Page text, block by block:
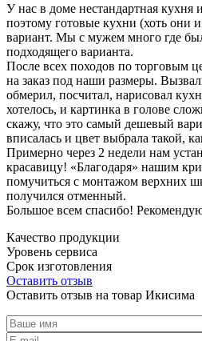
У нас в доме нестандартная кухня
поэтому готовые кухни (хоть они
вариант. Мы с мужем много где
подходящего варианта.
После всех походов по торговым
на заказ под наши размеры.
обмерил, посчитал, нарисовал
хотелось, и картинка в голове
скажу, что это самый дешевый
вписалась и цвет выбрала такой,
Примерно через 2 недели нам
красавицу! «Благодаря» нашим
помучиться с монтажом верхних
получился отменный.
Большое всем спасибо!
Качество продукции
Уровень сервиса
Срок изготовления
Оставить отзыв
Оставить отзыв на товар Икисима